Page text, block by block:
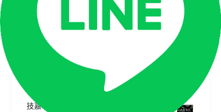
相似商品
技嘉 GIGABYTE AERO X16 1VH 太空灰 直升32G記憶體【Ryzen Al 7 350/RTX 5060 8G/1TB SSD/QHD+/165Hz/Win11】16吋 特仕版輕薄AI電競筆電
$63,900